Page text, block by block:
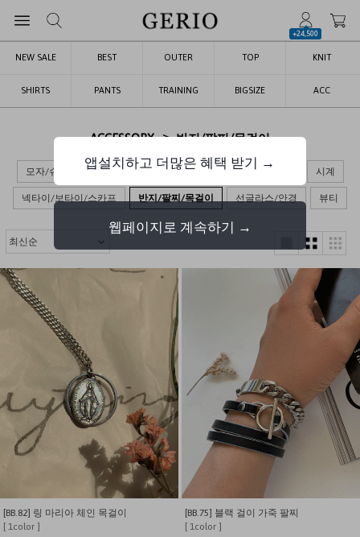
+24,500
NEW SALE BEST OUTER TOP KNIT
SHIRTS PANTS TRAINING BIGSIZE ACC
ACCESSORY > 반지/팔찌/목걸이
모자/슈즈 가방 장갑/목도리/양말 벨트/지갑/키링 시계
넥타이/보타이/스카프 반지/팔찌/목걸이 선글라스/안경 뷰티
[BB.82] 링 마리아 체인 목걸이
[ 1color ]
[BB.75] 블랙 걸이 가죽 팔찌
[ 1color ]
앱설치하고 더많은 혜택 받기 →
웹페이지로 계속하기 →